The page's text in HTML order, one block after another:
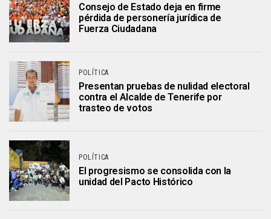
Consejo de Estado deja en firme
pérdida de personería jurídica de
Fuerza Ciudadana
POLÍTICA
Presentan pruebas de nulidad electoral
contra el Alcalde de Tenerife por
trasteo de votos
POLÍTICA
El progresismo se consolida con la
unidad del Pacto Histórico